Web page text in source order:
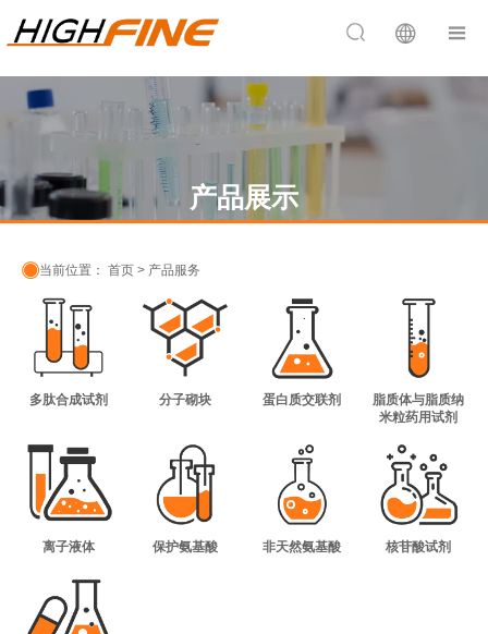
 
产品展示
当前位置： 首页 > 产品服务
多肽合成试剂 分子砌块 蛋白质交联剂
脂质体与脂质纳
米粒药用试剂
离子液体 保护氨基酸 非天然氨基酸 核苷酸试剂